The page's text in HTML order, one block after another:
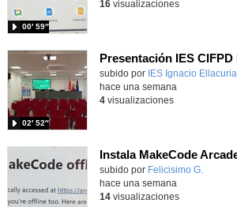
00′ 59″
16visualizaciones
Contenido educativo.
subido por IES Ignacio Ellacuria
02′ 52″
hace una semana
4visualizaciones
Contenido educativo.
subido por Felicisimo G.
hace una semana
14visualizaciones